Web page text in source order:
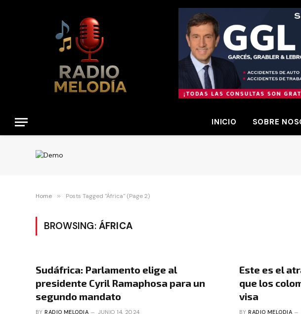
INICIO SOBRE
Home » Posts Tagged "África" (Page 2)
BROWSING: ÁFRICA
Sudáfrica: Parlamento elige al
presidente Cyril Ramaphosa para un
segundo mandato
BY RADIO MELODIA JUNIO 14, 2024
Este es el
que los
visa
BY RADIO MELODIA